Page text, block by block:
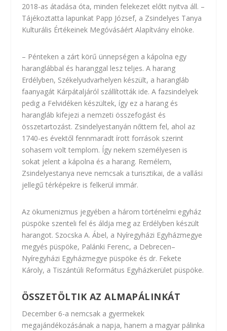
2018-as átadása óta, minden felekezet előtt nyitva áll. –
Tájékoztatta lapunkat Papp József, a Zsindelyes Tanya
Kulturális Értékeinek Megóvásáért Alapítvány elnöke.
– Pénteken a zárt körű ünnepségen a kápolna egy
haranglábbal és haranggal lesz teljes. A harang
Erdélyben, Székelyudvarhelyen készült, a harangláb
faanyagát Kárpátaljáról szállították ide. A fazsindelyek
pedig a Felvidéken készültek, így ez a harang és
harangláb kifejezi a nemzeti összefogást és
összetartozást. Zsindelyestanyán nőttem fel, ahol az
1740-es évektől fennmaradt írott források szerint
sohasem volt templom. Így nekem személyesen is
sokat jelent a kápolna és a harang. Remélem,
Zsindelyestanya neve nemcsak a turisztikai, de a vallási
jellegű térképekre is felkerül immár.
Az ökumenizmus jegyében a három történelmi egyház
püspöke szenteli fel és áldja meg az Erdélyben készült
harangot. Szocska A. Ábel, a Nyíregyházi Egyházmegye
megyés püspöke, Palánki Ferenc, a Debrecen–
Nyíregyházi Egyházmegye püspöke és dr. Fekete
Károly, a Tiszántúli Református Egyházkerület püspöke.
ÖSSZETÖLTIK AZ ALMAPÁLINKÁT
December 6-a nemcsak a gyermekek
megajándékozásának a napja, hanem a magyar pálinka